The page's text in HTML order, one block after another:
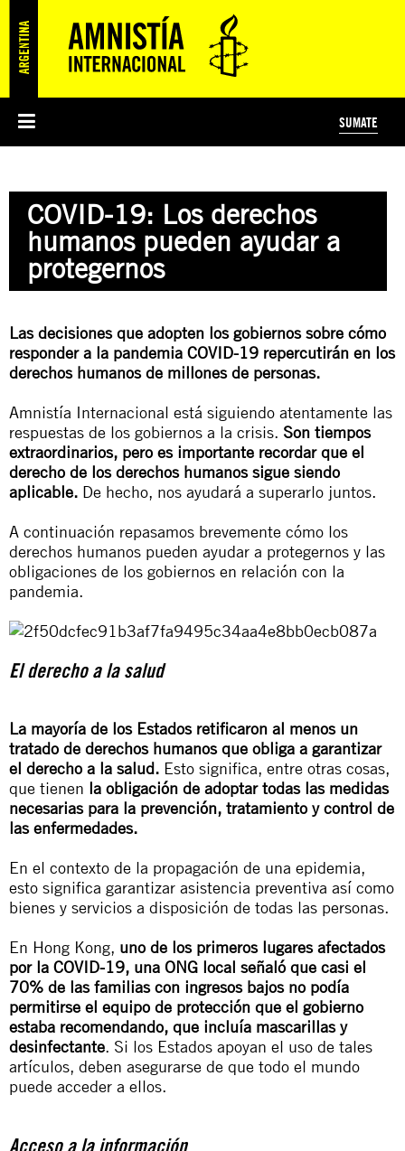
PREGUNTAS FRECUENTES
ÁREAS TEMÁTICAS
JUSTICIA INTERNACIONAL
EDUCACIÓN EN DERECHOS HUMANOS Y JÓVENES
PRENSA
SUSCRIBITE
SUMATE
PREGUNTAS FRECUENTES
COVID-19: Los derechos
humanos pueden ayudar a
protegernos
Las decisiones que adopten los gobiernos sobre cómo
responder a la pandemia COVID-19 repercutirán en los
derechos humanos de millones de personas.
Amnistía Internacional está siguiendo atentamente las
respuestas de los gobiernos a la crisis. Son tiempos
extraordinarios, pero es importante recordar que el
derecho de los derechos humanos sigue siendo
aplicable. De hecho, nos ayudará a superarlo juntos.
A continuación repasamos brevemente cómo los
derechos humanos pueden ayudar a protegernos y las
obligaciones de los gobiernos en relación con la
pandemia.
El derecho a la salud
La mayoría de los Estados retificaron al menos un
tratado de derechos humanos que obliga a garantizar
el derecho a la salud. Esto significa, entre otras cosas,
que tienen la obligación de adoptar todas las medidas
necesarias para la prevención, tratamiento y control de
las enfermedades.
En el contexto de la propagación de una epidemia,
esto significa garantizar asistencia preventiva así como
bienes y servicios a disposición de todas las personas.
En Hong Kong, uno de los primeros lugares afectados
por la COVID-19, una ONG local señaló que casi el
70% de las familias con ingresos bajos no podía
permitirse el equipo de protección que el gobierno
estaba recomendando, que incluía mascarillas y
desinfectante. Si los Estados apoyan el uso de tales
artículos, deben asegurarse de que todo el mundo
puede acceder a ellos.
Acceso a la información